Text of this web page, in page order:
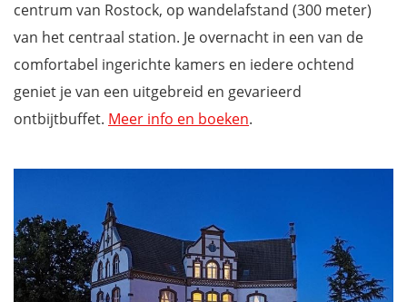
Pension Zum Alten Fährhaus
Das Hotel an der Stadthalle
Baltischer Sternenblick appartement
Download je reisgids Mecklenburg-Voor-Pommeren en mis
centrum van Rostock, op wandelafstand (300 meter)
van het centraal station. Je overnacht in een van de
comfortabel ingerichte kamers en iedere ochtend
geniet je van een uitgebreid en gevarieerd
ontbijtbuffet. Meer info en boeken.